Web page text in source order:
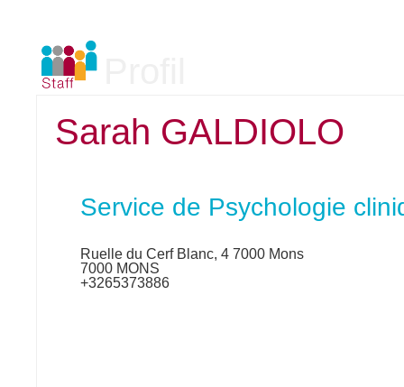
Sarah GALDIOLO
Service de Psychologie
Ruelle du Cerf Blanc, 4 7000 Mons
7000 MONS
+3265373886